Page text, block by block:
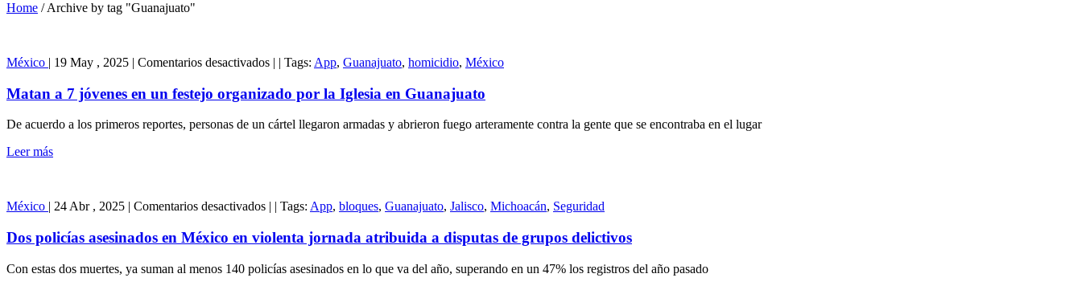
Home / Archive by tag "Guanajuato"
México | 19 May , 2025 | Comentarios desactivadosen
a
7
jóvenes
la
en
Guanajuato
| | Tags: App, Guanajuato, homicidio, México
Matan a 7 jóvenes en un festejo organizado por la Iglesia en Guanajuato
De acuerdo a los primeros reportes, personas de un cártel llegaron armadas y abrieron fuego arteramente contra la gente que se encontraba en el lugar
Leer más
México | 24 Abr , 2025 | Comentarios desactivadosen
policías
asesinados
en
México
| | Tags: App, bloques, Guanajuato, Jalisco, Michoacán, Seguridad
Dos policías asesinados en México en violenta jornada atribuida a disputas de grupos delictivos
Con estas dos muertes, ya suman al menos 140 policías asesinados en lo que va del año, superando en un 47% los registros del año pasado